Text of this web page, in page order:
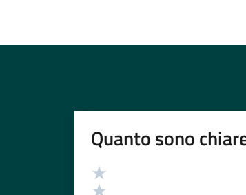
Quanto sono
Valutazione